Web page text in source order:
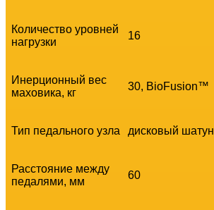
Количество уровней
нагрузки
16
Инерционный вес
маховика, кг
30, BioFusion™
Тип педального узла дисковый шатун
Расстояние между
педалями, мм
60